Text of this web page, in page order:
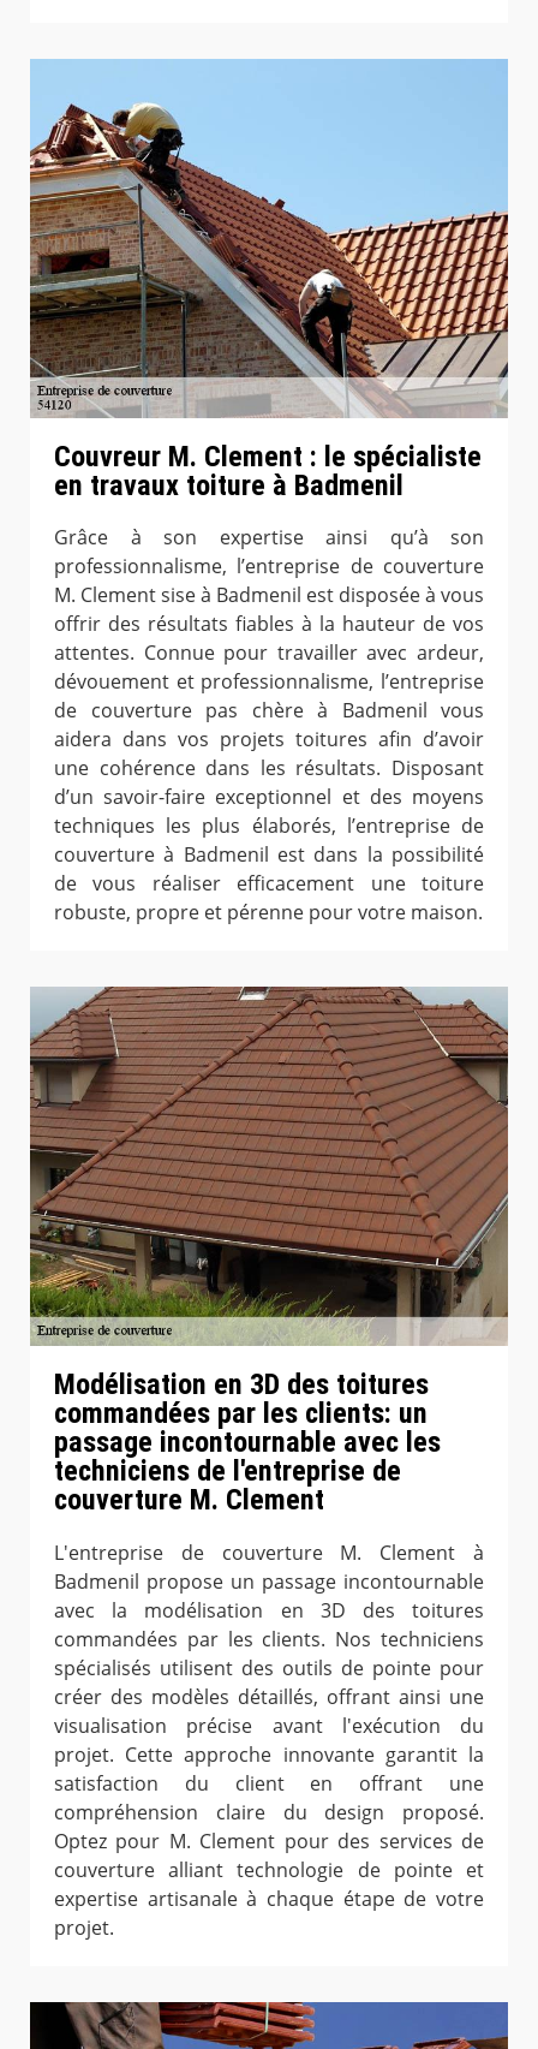
Couvreur M. Clement : le spécialiste
en travaux toiture à Badmenil
Grâce à son expertise ainsi qu’à son
professionnalisme, l’entreprise de couverture
M. Clement sise à Badmenil est disposée à vous
offrir des résultats fiables à la hauteur de vos
attentes. Connue pour travailler avec ardeur,
dévouement et professionnalisme, l’entreprise
de couverture pas chère à Badmenil vous
aidera dans vos projets toitures afin d’avoir
une cohérence dans les résultats. Disposant
d’un savoir-faire exceptionnel et des moyens
techniques les plus élaborés, l’entreprise de
couverture à Badmenil est dans la possibilité
de vous réaliser efficacement une toiture
robuste, propre et pérenne pour votre maison.
Modélisation en 3D des toitures
commandées par les clients: un
passage incontournable avec les
techniciens de l'entreprise de
couverture M. Clement
L'entreprise de couverture M. Clement à
Badmenil propose un passage incontournable
avec la modélisation en 3D des toitures
commandées par les clients. Nos techniciens
spécialisés utilisent des outils de pointe pour
créer des modèles détaillés, offrant ainsi une
visualisation précise avant l'exécution du
projet. Cette approche innovante garantit la
satisfaction du client en offrant une
compréhension claire du design proposé.
Optez pour M. Clement pour des services de
couverture alliant technologie de pointe et
expertise artisanale à chaque étape de votre
projet.